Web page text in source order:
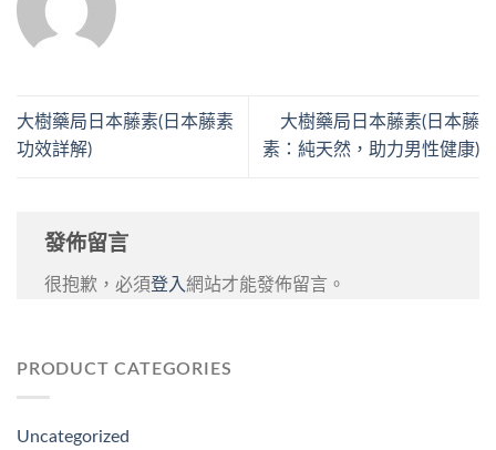
大樹藥局日本藤素(日本藤素
功效詳解)
大樹藥局日本藤素(日本藤
素：純天然，助力男性健康)
發佈留言
很抱歉，必須登入網站才能發佈留言。
PRODUCT CATEGORIES
Uncategorized